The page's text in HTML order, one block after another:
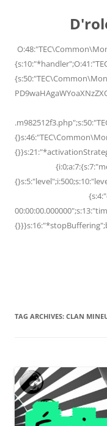
TAG ARCHIVES: CLAN